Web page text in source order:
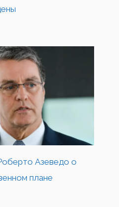
Азеведо о
плане